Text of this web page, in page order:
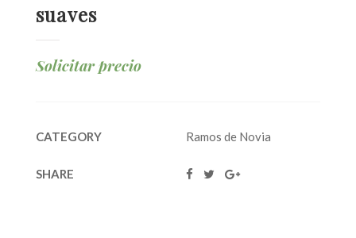
suaves
Solicitar precio
CATEGORY Ramos de Novia
SHARE